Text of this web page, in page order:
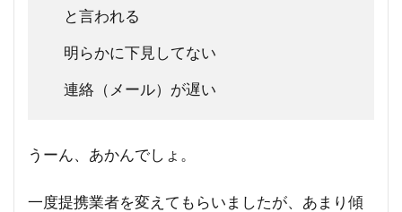
と言われる
明らかに下見してない
連絡（メール）が遅い
うーん、あかんでしょ。
一度提携業者を変えてもらいましたが、あまり傾